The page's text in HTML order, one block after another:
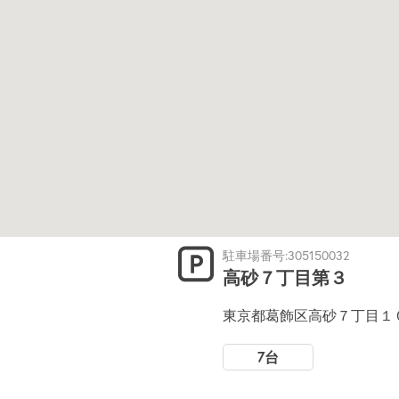
駐車場番号:305150032
高砂７丁目第３
東京都葛飾区高砂７丁目１
7台